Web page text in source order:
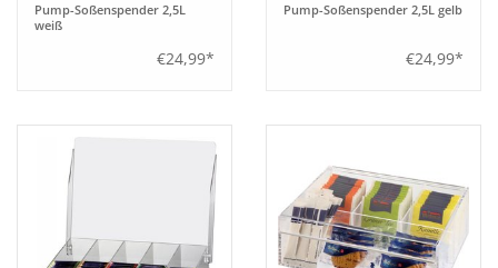
Technik
Fuchs Blog
Pump-Soßenspender 2,5L
weiß
€24,99*
Pump-Soßenspender 2,5L gelb
€24,99*